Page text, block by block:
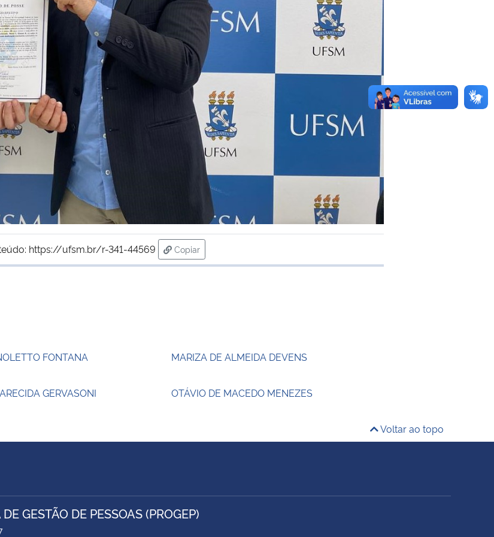
https://ufsm.br/r-341-44569
Copiar
para área de transferência
FONTANA MARIZA DE ALMEIDA DEVENS
GERVASONI OTÁVIO DE MACEDO MENEZES
Voltar ao topo
GESTÃO DE PESSOAS (PROGEP)